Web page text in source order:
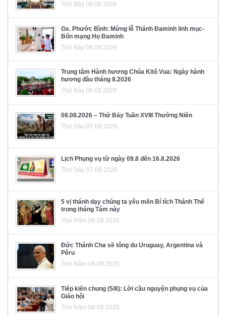
Thứ Bảy 08.08.2026
Gx. Phước Bình: Mừng lễ Thánh Đaminh linh mục-
Bổn mạng Họ Đaminh
Thứ Bảy 08.08.2026
Trung tâm Hành hương Chúa Kitô Vua: Ngày hành
hương đầu tháng 8.2026
Thứ Bảy 08.08.2026
08.08.2026 – Thứ Bảy Tuần XVIII Thường Niên
Thứ Sáu 07.08.2026
Lịch Phụng vụ từ ngày 09.8 đến 16.8.2026
Thứ Sáu 07.08.2026
5 vị thánh dạy chúng ta yêu mến Bí tích Thánh Thể
trong tháng Tám này
Thứ Năm 06.08.2026
Đức Thánh Cha sẽ tông du Uruguay, Argentina và
Pêru
Thứ Năm 06.08.2026
Tiếp kiến chung (5/8): Lời cầu nguyện phụng vụ của
Giáo hội
Thứ Năm 06.08.2026